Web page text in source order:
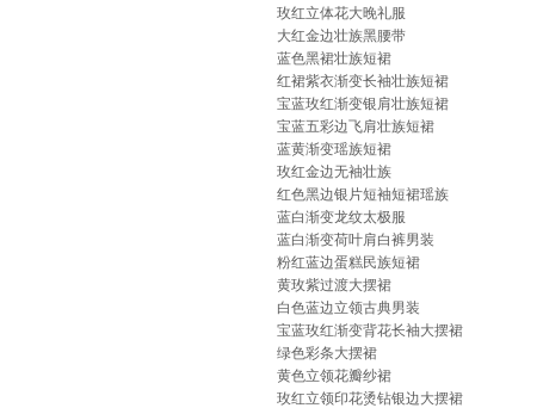
玫红立体花大晚礼服
大红金边壮族黑腰带
蓝色黑裙壮族短裙
红裙紫衣渐变长袖壮族短裙
宝蓝玫红渐变银肩壮族短裙
宝蓝五彩边飞肩壮族短裙
蓝黄渐变瑶族短裙
玫红金边无袖壮族
红色黑边银片短袖短裙瑶族
蓝白渐变龙纹太极服
蓝白渐变荷叶肩白裤男装
粉红蓝边蛋糕民族短裙
黄玫紫过渡大摆裙
白色蓝边立领古典男装
宝蓝玫红渐变背花长袖大摆裙
绿色彩条大摆裙
黄色立领花瓣纱裙
玫红立领印花烫钻银边大摆裙